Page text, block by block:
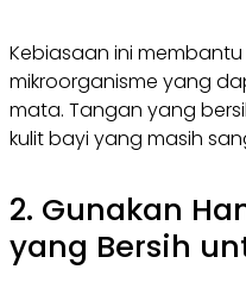
Kebiasaan ini
mikroorganisme yang
mata. Tangan yang
kulit bayi yang masih
2. Gunakan
yang Bersih